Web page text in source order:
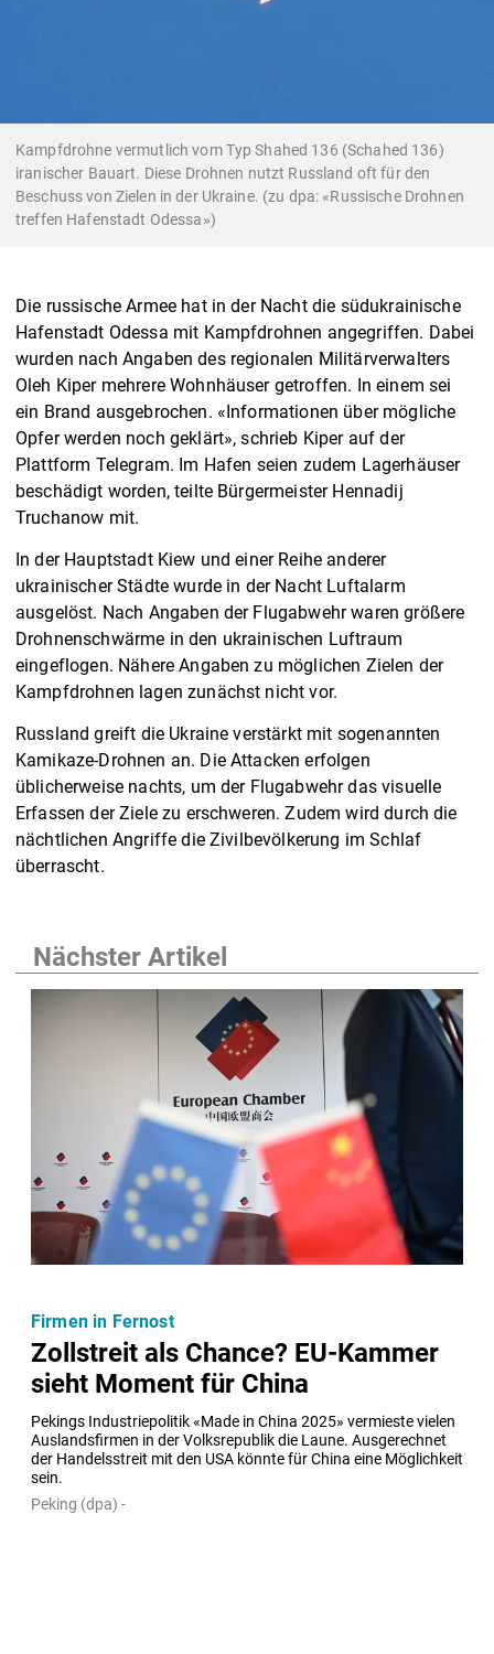
Kampfdrohne vermutlich vom Typ Shahed 136 (Schahed 136)
iranischer Bauart. Diese Drohnen nutzt Russland oft für den
Beschuss von Zielen in der Ukraine. (zu dpa: «Russische Drohnen
treffen Hafenstadt Odessa»)
Die russische Armee hat in der Nacht die südukrainische
Hafenstadt Odessa mit Kampfdrohnen angegriffen. Dabei
wurden nach Angaben des regionalen Militärverwalters
Oleh Kiper mehrere Wohnhäuser getroffen. In einem sei
ein Brand ausgebrochen. «Informationen über mögliche
Opfer werden noch geklärt», schrieb Kiper auf der
Plattform Telegram. Im Hafen seien zudem Lagerhäuser
beschädigt worden, teilte Bürgermeister Hennadij
Truchanow mit.
In der Hauptstadt Kiew und einer Reihe anderer
ukrainischer Städte wurde in der Nacht Luftalarm
ausgelöst. Nach Angaben der Flugabwehr waren größere
Drohnenschwärme in den ukrainischen Luftraum
eingeflogen. Nähere Angaben zu möglichen Zielen der
Kampfdrohnen lagen zunächst nicht vor.
Russland greift die Ukraine verstärkt mit sogenannten
Kamikaze-Drohnen an. Die Attacken erfolgen
üblicherweise nachts, um der Flugabwehr das visuelle
Erfassen der Ziele zu erschweren. Zudem wird durch die
nächtlichen Angriffe die Zivilbevölkerung im Schlaf
überrascht.
Nächster Artikel
Zollstreit als Chance? EU-Kammer
sieht Moment für China
Pekings Industriepolitik «Made in China 2025» vermieste vielen
Auslandsfirmen in der Volksrepublik die Laune. Ausgerechnet
der Handelsstreit mit den USA könnte für China eine Möglichkeit
sein.
Firmen in Fernost
Peking (dpa) -